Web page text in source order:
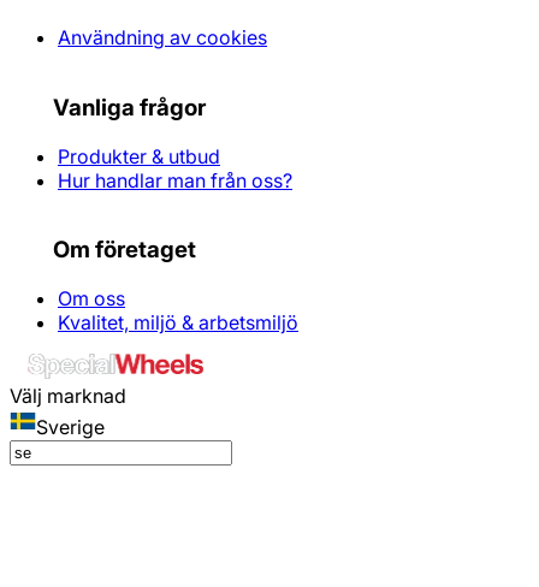
Användning av cookies
Vanliga frågor
Produkter & utbud
Hur handlar man från oss?
Om företaget
Om oss
Kvalitet, miljö & arbetsmiljö
Välj marknad
Sverige